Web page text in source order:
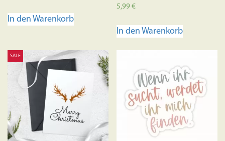
In den Warenkorb
Bewertet mit
5,99€
In den Warenkorb
SALE